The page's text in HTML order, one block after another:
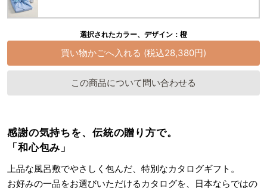
選択されたカラー、デザイン：橙
この商品について問い合わせる
感謝の気持ちを、伝統の贈り方で。
「和心包み」
上品な風呂敷でやさしく包んだ、特別なカタログギフト。
お好みの一品をお選びいただけるカタログを、日本ならではの